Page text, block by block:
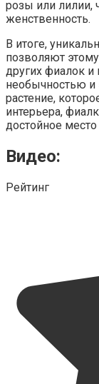
розы или лилии,
женственность.
В итоге,
позволяют
других фиалок
необычностью и
растение,
интерьера,
достойное
Видео:
Рейтинг